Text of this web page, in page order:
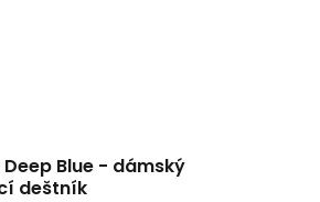
Deep Blue - dámský
deštník